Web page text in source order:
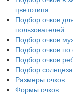
цветотипа
Подбор очков
пользователей
Подбор очков
Подбор очков
Подбор очков
Подбор
Размеры очков
Формы очков